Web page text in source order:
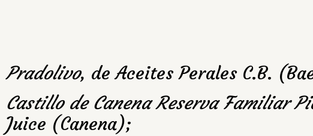
Pradolivo, de Aceites Perales C.B.
Castillo de Canena Reserva Familiar
Juice (Canena);